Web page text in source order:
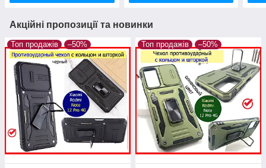
Акційні пропозиції та новинки
Топ продажів –50% Топ продажів –50%